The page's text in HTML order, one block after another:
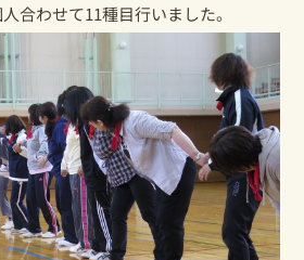
合わせて11種目行いました。